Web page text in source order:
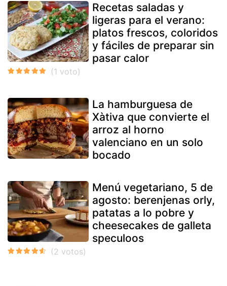
Recetas saladas y
ligeras para el verano:
platos frescos, coloridos
y fáciles de preparar sin
pasar calor
La hamburguesa de
Xàtiva que convierte el
arroz al horno
valenciano en un solo
bocado
Menú vegetariano, 5 de
agosto: berenjenas orly,
patatas a lo pobre y
cheesecakes de galleta
speculoos